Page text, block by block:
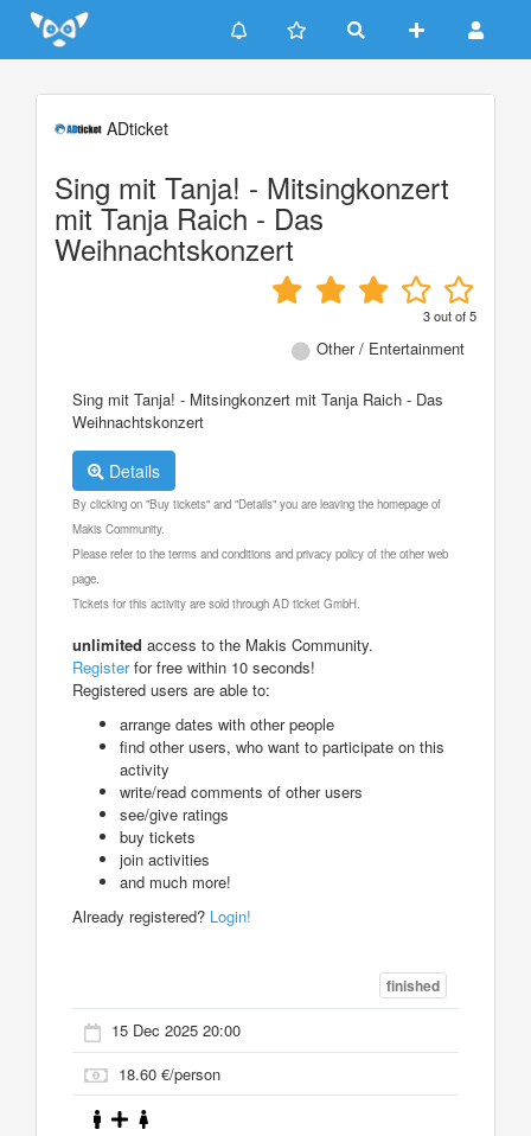
Update cookies preferences
ADticket
Sing mit Tanja! - Mitsingkonzert
mit Tanja Raich - Das
Weihnachtskonzert
3out of5
Other / Entertainment
Sing mit Tanja! - Mitsingkonzert mit Tanja Raich - Das
Weihnachtskonzert
Details
By clicking on "Buy tickets" and "Details" you are leaving the homepage of
Makis Community.
Please refer to the terms and conditions and privacy policy of the other web
page.
Tickets for this activity are sold through AD ticket GmbH.
unlimited access to the Makis Community.
Registerfor free within 10 seconds!
Registered users are able to:
arrange dates with other people
find other users, who want to participate on this
activity
write/read comments of other users
see/give ratings
buy tickets
join activities
and much more!
Already registered? Login!
finished
15 Dec 2025 20:00
18.60 €/person